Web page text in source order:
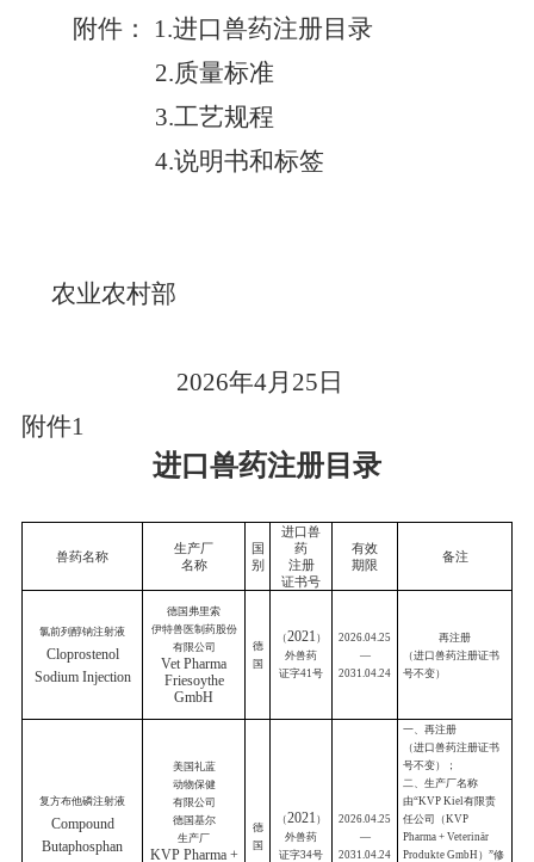
附件： 1.进口兽药注册目录
2.质量标准
3.工艺规程
4.说明书和标签
农业农村部
2026年4月 25 日
附件1
进口兽药注册目录